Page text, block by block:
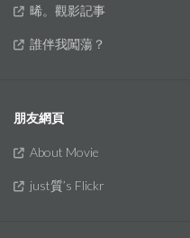
晞。觀影記事
誰伴我闖蕩？
朋友網頁
About Movie
just質’s Flickr